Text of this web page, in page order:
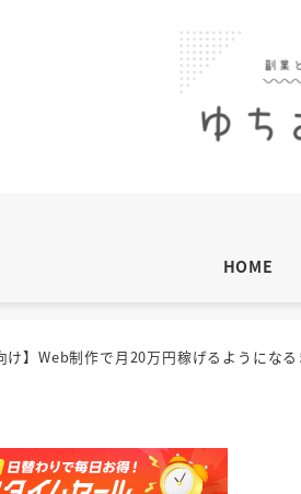
HOME
け】Web制作で月20万円稼げるようにな